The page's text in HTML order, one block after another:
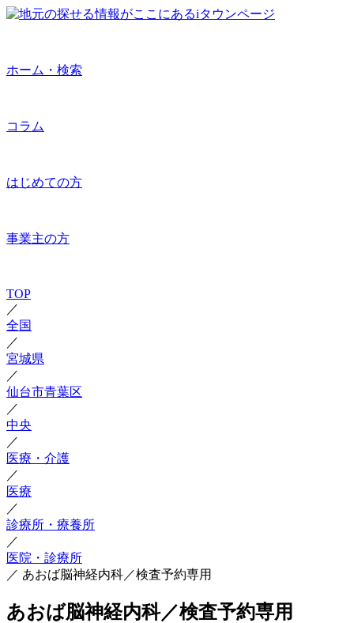
ホーム・検索
コラム
はじめての方
事業主の方
TOP
／
全国
／
宮城県
／
仙台市青葉区
／
中央
／
医療・介護
／
医療
／
診療所・療養所
／
医院・診療所
／ あおば脳神経内科／検査予約専用
あおば脳神経内科／検査予約専用